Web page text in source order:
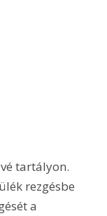
tartályon.
rezgésbe
a